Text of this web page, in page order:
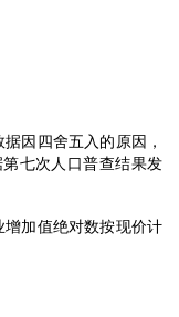
因四舍五入的原因，
七次人口普查结果发
加值绝对数按现价计